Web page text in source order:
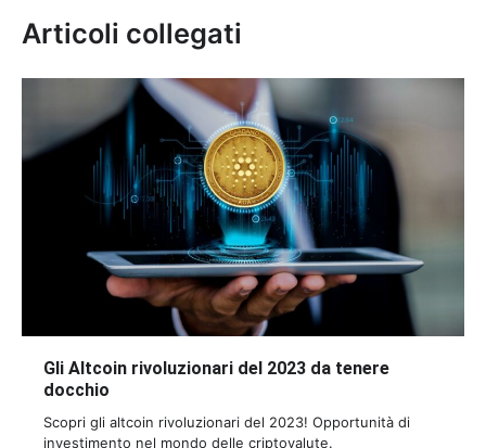
Articoli collegati
Gli Altcoin rivoluzionari del 2023 da tenere
docchio
Scopri gli altcoin rivoluzionari del 2023! Opportunità di
investimento nel mondo delle criptovalute.